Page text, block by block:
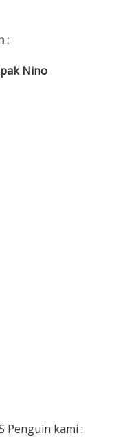
:
Nino
Penguin kami :